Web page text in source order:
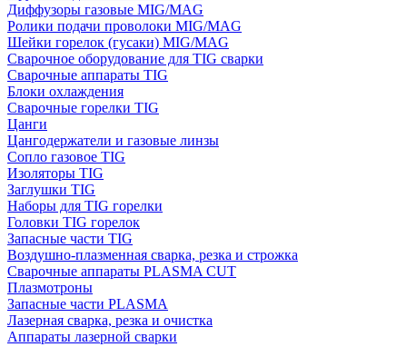
Диффузоры газовые MIG/MAG
Ролики подачи проволоки MIG/MAG
Шейки горелок (гусаки) MIG/MAG
Сварочное оборудование для TIG сварки
Сварочные аппараты TIG
Блоки охлаждения
Сварочные горелки TIG
Цанги
Цангодержатели и газовые линзы
Сопло газовое TIG
Изоляторы TIG
Заглушки TIG
Наборы для TIG горелки
Головки TIG горелок
Запасные части TIG
Воздушно-плазменная сварка, резка и строжка
Сварочные аппараты PLASMA CUT
Плазмотроны
Запасные части PLASMA
Лазерная сварка, резка и очистка
Аппараты лазерной сварки